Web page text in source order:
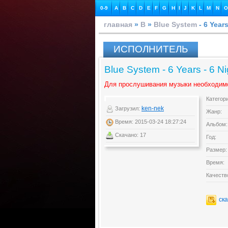
0-9 A B C D E F G H I J K L M N O
главная » B » Blue System - 6
ИСПОЛНИТЕЛЬ
Blue System - 6 Years - 6
Для прослушивания музыки
Загрузил: ken-nek
Время: 2015-03-24 18:27:24
Скачано: 17
Жанр:
Альбом:
Год:
Размер:
Время: